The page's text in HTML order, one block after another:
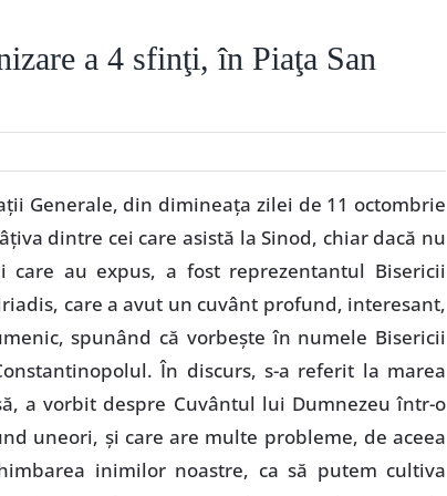
a 4 sfinţi, în Piaţa San
Generale, din dimineaţa zilei de 11 octombrie
dintre cei care asistă la Sinod, chiar dacă nu
au expus, a fost reprezentantul Bisericii
care a avut un cuvânt profund, interesant,
spunând că vorbeşte în numele Bisericii
În discurs, s-a referit la marea
a vorbit despre Cuvântul lui Dumnezeu într-o
uneori, şi care are multe probleme, de aceea
inimilor noastre, ca să putem cultiva